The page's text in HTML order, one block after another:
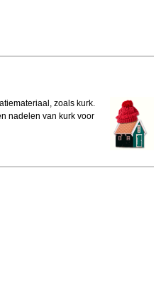
zoals kurk.
nadelen van kurk voor